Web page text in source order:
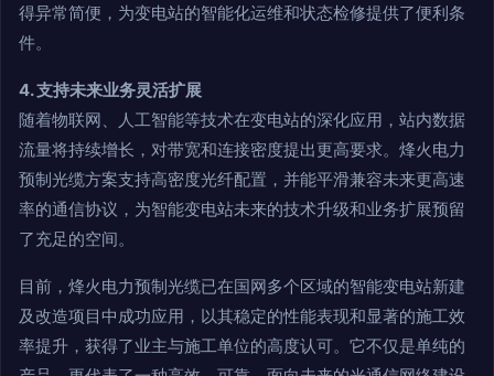
得异常简便，为变电站的智能化运维和状态检修提供了便利条
件。
4. 支持未来业务灵活扩展
随着物联网、人工智能等技术在变电站的深化应用，站内数据
流量将持续增长，对带宽和连接密度提出更高要求。烽火电力
预制光缆方案支持高密度光纤配置，并能平滑兼容未来更高速
率的通信协议，为智能变电站未来的技术升级和业务扩展预留
了充足的空间。
目前，烽火电力预制光缆已在国网多个区域的智能变电站新建
及改造项目中成功应用，以其稳定的性能表现和显著的施工效
率提升，获得了业主与施工单位的高度认可。它不仅是单纯的